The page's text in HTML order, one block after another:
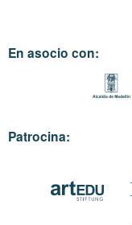
En asocio con:
Patrocina: